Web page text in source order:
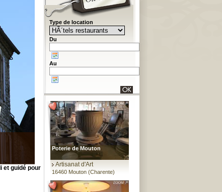
et guidé pour
Type de location
Du
Au
Poterie de Mouton
Artisanat d'Art
16460 Mouton (Charente)